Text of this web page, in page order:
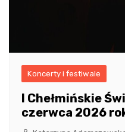
Koncerty i festiwale
I Chełmińskie
czerwca 2026